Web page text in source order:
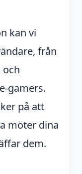
kan vi
från
och
gamers.
på att
möter dina
dem.